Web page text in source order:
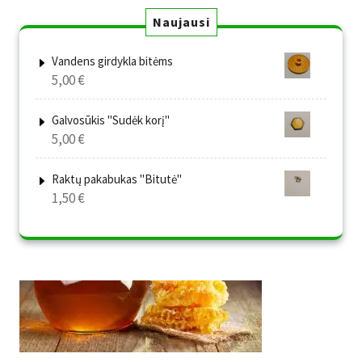
Naujausi
Vandens girdykla bitėms
5,00€
Galvosūkis "Sudėk korį"
5,00€
Raktų pakabukas "Bitutė"
1,50€